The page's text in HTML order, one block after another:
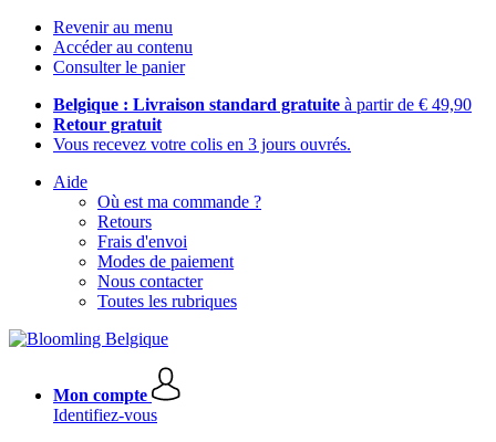
Revenir au menu
Accéder au contenu
Consulter le panier
Belgique : Livraison standard gratuite à partir de € 49,90
Retour gratuit
Vous recevez votre colis en 3 jours ouvrés.
Aide
Où est ma commande ?
Retours
Frais d'envoi
Modes de paiement
Nous contacter
Toutes les rubriques
Mon compte
Identifiez-vous